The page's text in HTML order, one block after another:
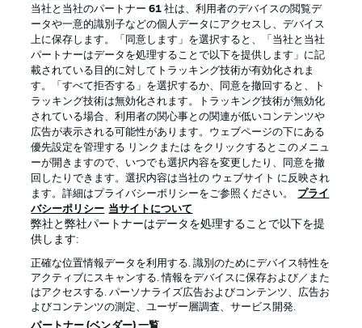
プライバシー・ポリシー 優先設定を管理する
利用条件 放送局
求人 選手
当サイトについて
当社と当社のパートナー61 社は、利用者のデバイスの閲覧デ
ータや一意的識別子などの個人データにアクセスし、デバイス
上に保存します。「同意します」を選択すると、「当社と当社
パートナーはデータを処理することで以下を提供します」に記
載されている目的に対してトラッキング技術が有効化されま
す。「すべて拒否する」を選択するか、同意を撤回すると、ト
ラッキング技術は無効化されます。トラッキング技術が無効化
されている場合、利用者の関心事との関連が低いコンテンツや
広告が表示される可能性があります。ウェブページの下にある
優先設定を管理する リンクまたは をクリックするとこのメニュ
ーが開きますので、いつでも選択内容を変更したり、同意を撤
回したりできます。選択内容は当社の ウェブサイト に反映され
ます。詳細はプライバシーポリシーをご参照ください。
プライ
バシーポリシー 当サイトについて
弊社と弊社パートナーはデータを処理することで以下を提
供します:
正確な位置情報データを利用する. 識別のためにデバイス特性を
アクティブにスキャンする. 情報をデバイスに保存および／また
はアクセスする. パーソナライズ広告およびコンテンツ、広告お
よびコンテンツの測定、ユーザー層調査、サービス開発.